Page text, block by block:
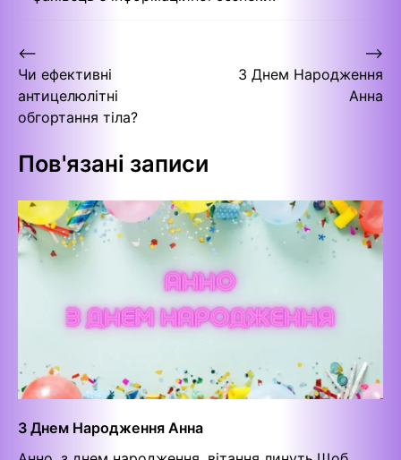
Навігація
записів
⟵
Чи ефективні
антицелюлітні
обгортання тіла?
З Днем Народження
Анна
⟶
Пов'язані записи
З Днем Народження Анна